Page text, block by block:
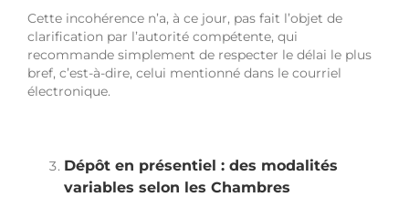
Cette incohérence n’a, à ce jour, pas fait l’objet de
clarification par l’autorité compétente, qui
recommande simplement de respecter le délai le plus
bref, c’est-à-dire, celui mentionné dans le courriel
électronique.
Dépôt en présentiel : des modalités
variables selon les Chambres